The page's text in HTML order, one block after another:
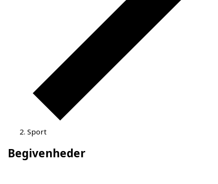
Sport
Begivenheder